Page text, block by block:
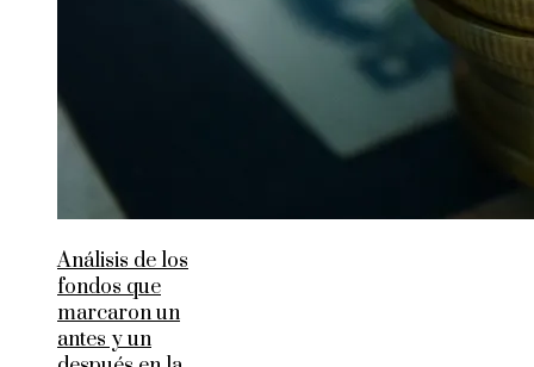
Análisis de los
fondos que
marcaron un
antes y un